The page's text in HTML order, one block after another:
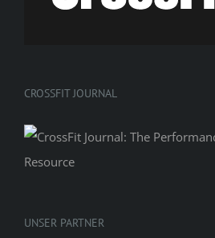
CROSSFIT JOURNAL
UNSER PARTNER